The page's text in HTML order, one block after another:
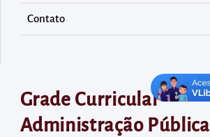
as
rodapé
Grade Curricular –
Administração Pública
Contato